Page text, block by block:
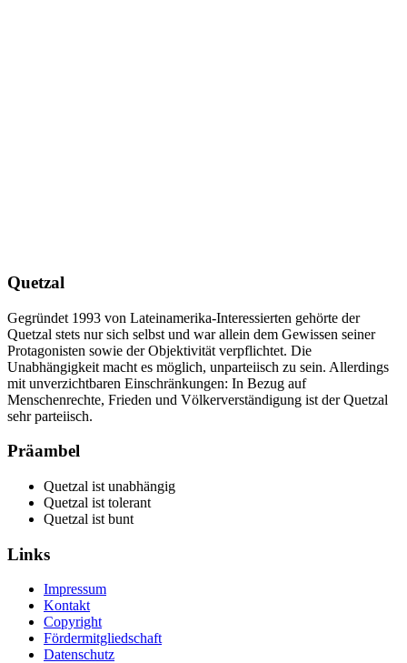
Quetzal
Gegründet 1993 von Lateinamerika-Interessierten gehörte der
Quetzal stets nur sich selbst und war allein dem Gewissen seiner
Protagonisten sowie der Objektivität verpflichtet. Die
Unabhängigkeit macht es möglich, unparteiisch zu sein. Allerdings
mit unverzichtbaren Einschränkungen: In Bezug auf
Menschenrechte, Frieden und Völkerverständigung ist der Quetzal
sehr parteiisch.
Präambel
Quetzal ist unabhängig
Quetzal ist tolerant
Quetzal ist bunt
Links
Impressum
Kontakt
Copyright
Fördermitgliedschaft
Datenschutz